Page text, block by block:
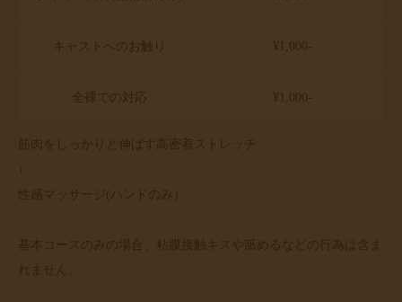
キャストへのお触り ¥1,000-
全裸での対応 ¥1,000-
筋肉をしっかりと伸ばす高密着ストレッチ
性感マッサージ(ハンドのみ）
基本コースのみの場合、粘膜接触キスや舐めるなどの行為は含ま
れません。